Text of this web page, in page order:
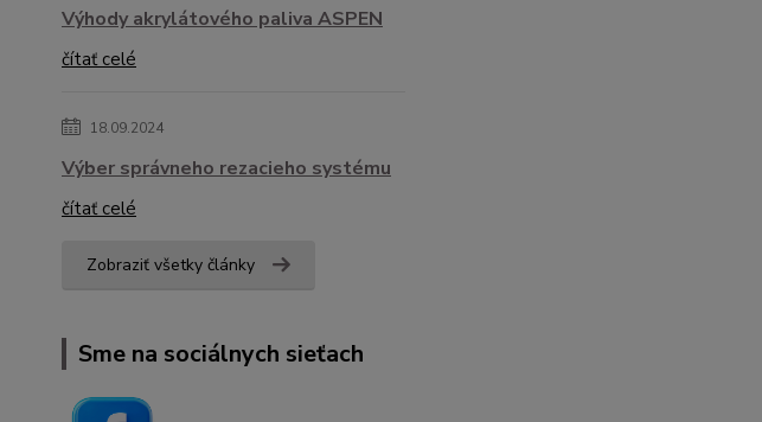
Výhody akrylátového paliva ASPEN
čítať celé
18.09.2024
Výber správneho rezacieho systému
čítať celé
Zobraziť všetky články
Sme na sociálnych sieťach